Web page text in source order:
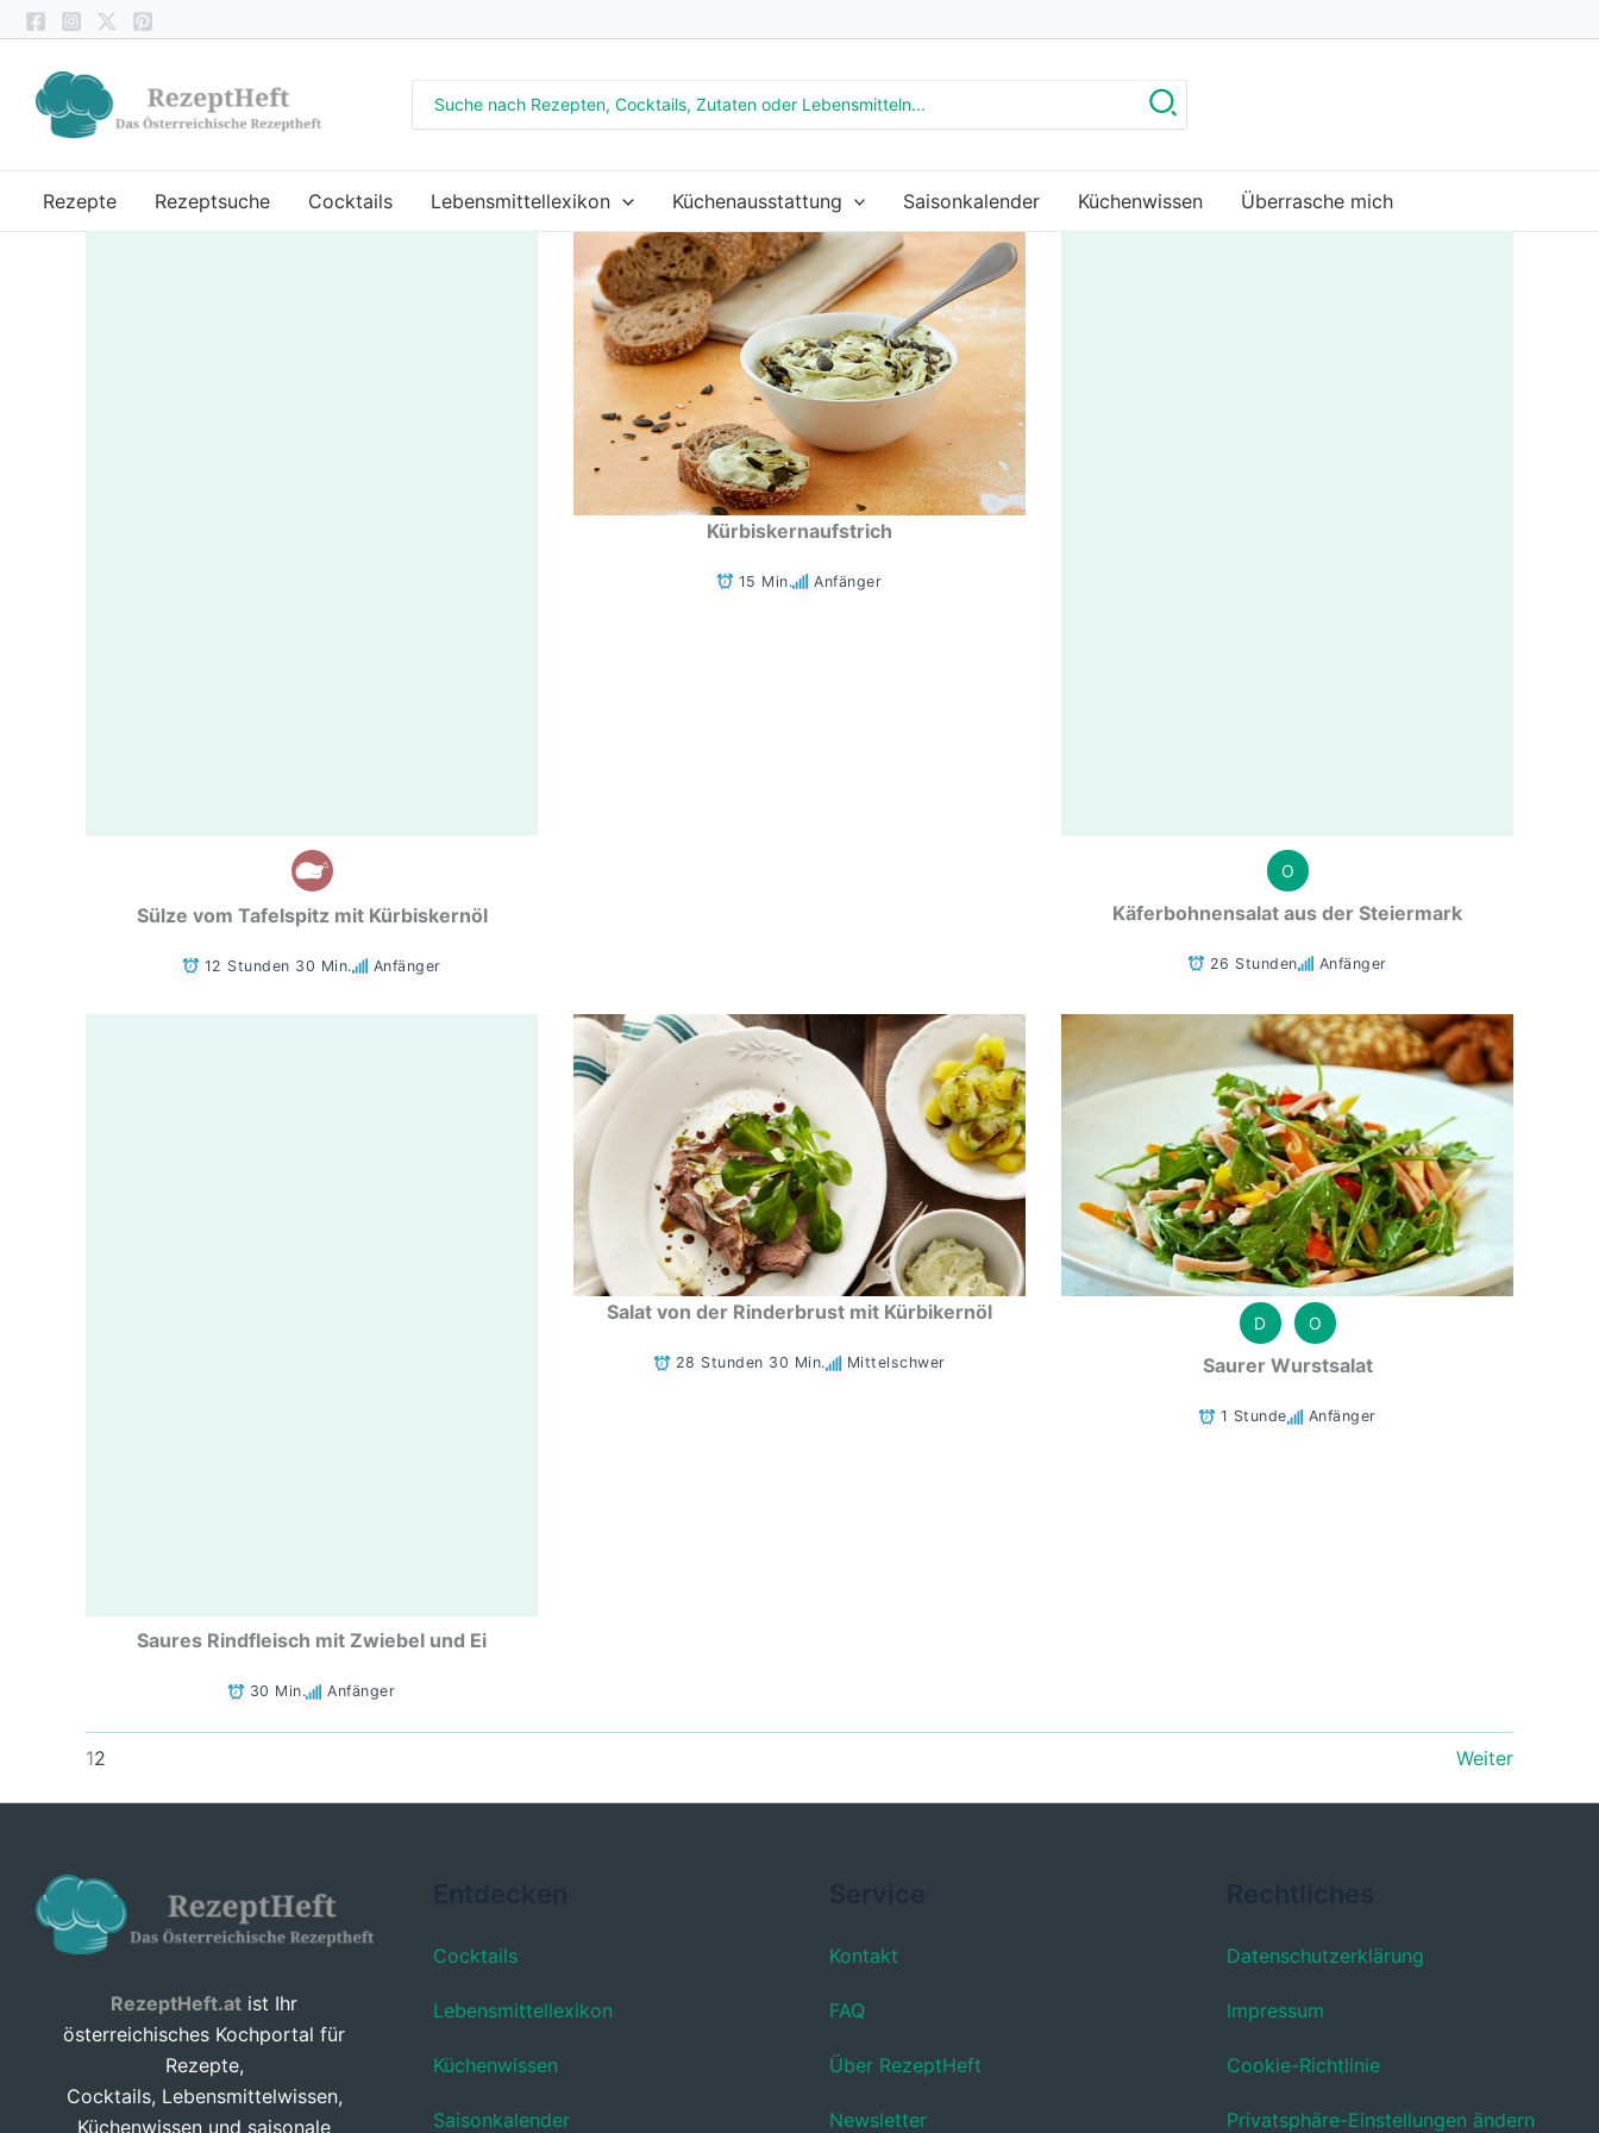
Zum
Inhalt
springen
for:
Rezepte Rezeptsuche Cocktails Lebensmittellexikon Küchenausstattung Saisonkalender Küchenwissen Überrasche mich
Sülze vom Tafelspitz mit Kürbiskernöl
12 Stunden 30 Min. Anfänger
Kürbiskernaufstrich
15 Min. Anfänger
O
Käferbohnensalat aus der Steiermark
26 Stunden Anfänger
Saures Rindfleisch mit Zwiebel und Ei
30 Min. Anfänger
Salat von der Rinderbrust mit Kürbikernöl
28 Stunden 30 Min. Mittelschwer
D O
Saurer Wurstsalat
1 Stunde Anfänger
12 Weiter
RezeptHeft.at ist Ihr
österreichisches Kochportal für
Rezepte,
Cocktails, Lebensmittelwissen,
Küchenwissen und saisonale
Cocktails
Lebensmittellexikon
Küchenwissen
Saisonkalender
Kontakt
FAQ
Über RezeptHeft
Newsletter
Datenschutzerklärung
Impressum
Cookie-Richtlinie
Privatsphäre-Einstellungen ändern